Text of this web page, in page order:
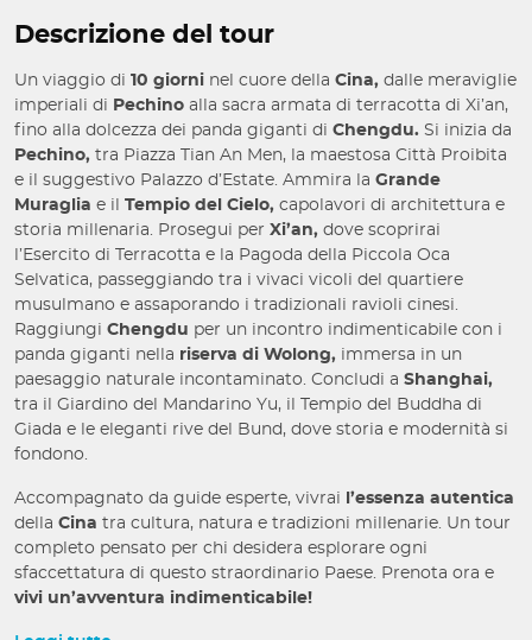
Descrizione del tour
Un viaggio di 10 giorni nel cuore della Cina, dalle meraviglie
imperiali di Pechino alla sacra armata di terracotta di Xi’an,
fino alla dolcezza dei panda giganti di Chengdu. Si inizia da
Pechino, tra Piazza Tian An Men, la maestosa Città Proibita
e il suggestivo Palazzo d’Estate. Ammira la Grande
Muraglia e il Tempio del Cielo, capolavori di architettura e
storia millenaria. Prosegui per Xi’an, dove scoprirai
l’Esercito di Terracotta e la Pagoda della Piccola Oca
Selvatica, passeggiando tra i vivaci vicoli del quartiere
musulmano e assaporando i tradizionali ravioli cinesi.
Raggiungi Chengdu per un incontro indimenticabile con i
panda giganti nella riserva di Wolong, immersa in un
paesaggio naturale incontaminato. Concludi a Shanghai,
tra il Giardino del Mandarino Yu, il Tempio del Buddha di
Giada e le eleganti rive del Bund, dove storia e modernità si
fondono.
Accompagnato da guide esperte, vivrai
l’essenza autentica
della Cina tra cultura, natura e tradizioni millenarie. Un tour
completo pensato per chi desidera esplorare ogni
sfaccettatura di questo straordinario Paese. Prenota ora e
vivi un’avventura indimenticabile!